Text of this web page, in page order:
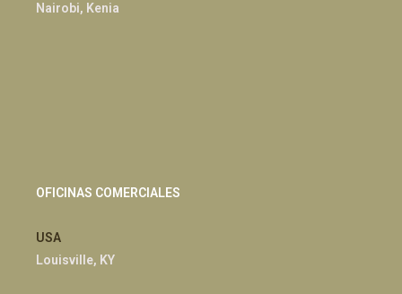
Nairobi, Kenia
OFICINAS COMERCIALES
USA
Louisville, KY